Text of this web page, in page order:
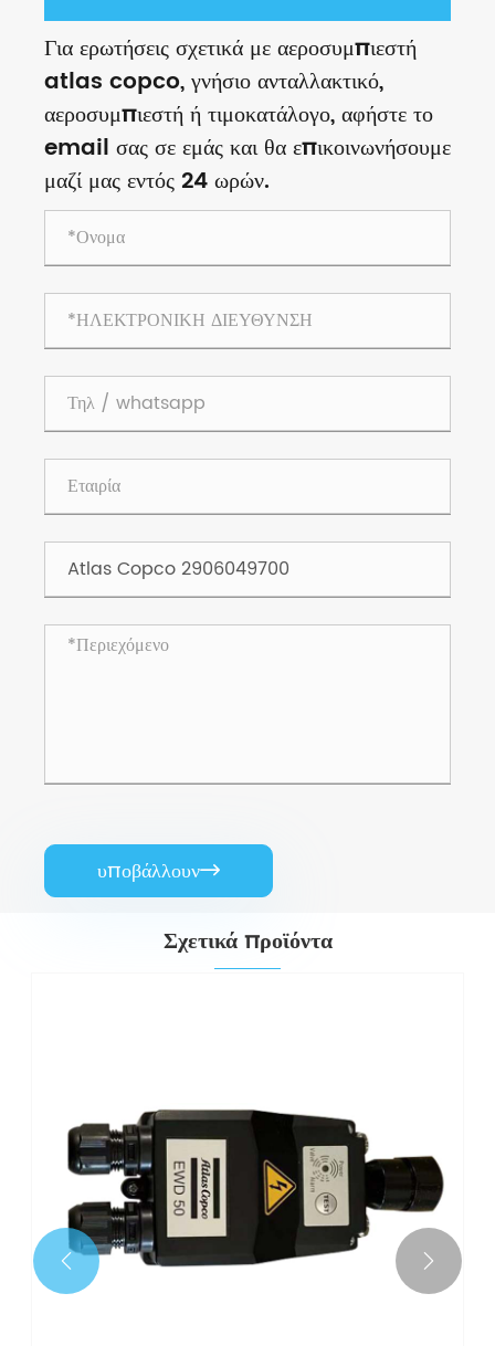
Για ερωτήσεις σχετικά με αεροσυμπιεστή
atlas copco, γνήσιο ανταλλακτικό,
αεροσυμπιεστή ή τιμοκατάλογο, αφήστε το
email σας σε εμάς και θα επικοινωνήσουμε
μαζί μας εντός 24 ωρών.
υποβάλλουν
Σχετικά προϊόντα
 